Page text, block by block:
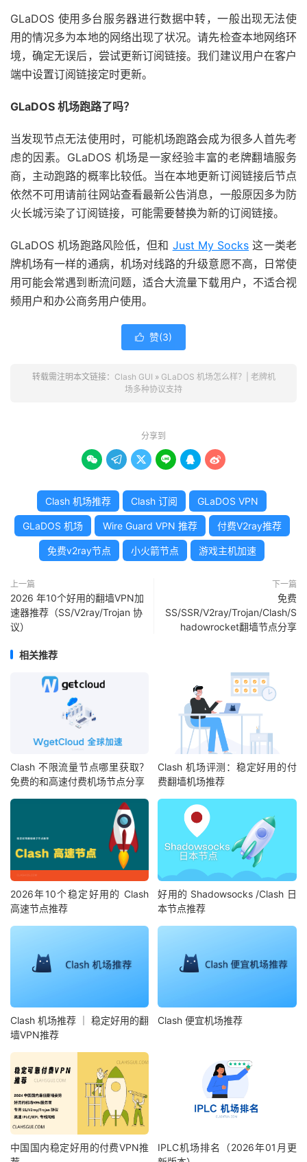
GLaDOS 使用多台服务器进行数据中转，一般出现无法使
用的情况多为本地的网络出现了状况。请先检查本地网络环
境，确定无误后，尝试更新订阅链接。我们建议用户在客户
端中设置订阅链接定时更新。
GLaDOS 机场跑路了吗？
当发现节点无法使用时，可能机场跑路会成为很多人首先考
虑的因素。GLaDOS 机场是一家经验丰富的老牌翻墙服务
商，主动跑路的概率比较低。当在本地更新订阅链接后节点
依然不可用请前往网站查看最新公告消息，一般原因多为防
火长城污染了订阅链接，可能需要替换为新的订阅链接。
GLaDOS 机场跑路风险低，但和 Just My Socks 这一类老
牌机场有一样的通病，机场对线路的升级意愿不高，日常使
用可能会常遇到断流问题，适合大流量下载用户，不适合视
频用户和办公商务用户使用。
 赞(3)
转载需注明本文链接： Clash GUI » GLaDOS 机场怎么样？| 老牌机
场多种协议支持
分享到
     
Clash 机场推荐 Clash 订阅 GLaDOS VPN
GLaDOS 机场 Wire Guard VPN 推荐 付费V2ray推荐
免费v2ray节点 小火箭节点 游戏主机加速
上一篇
2026 年10个好用的翻墙VPN加
速器推荐（SS/V2ray/Trojan 协
议）
下一篇
免费
SS/SSR/V2ray/Trojan/Clash/S
hadowrocket翻墙节点分享
相关推荐
Clash 不限流量节点哪里获取？
免费的和高速付费机场节点分享
Clash 机场评测：稳定好用的付
费翻墙机场推荐
2026年10个稳定好用的 Clash
高速节点推荐
好用的 Shadowsocks /Clash 日
本节点推荐
Clash 机场推荐 ｜ 稳定好用的翻
墙VPN推荐
Clash 便宜机场推荐
中国国内稳定好用的付费VPN推
IPLC机场排名（2026年01月更